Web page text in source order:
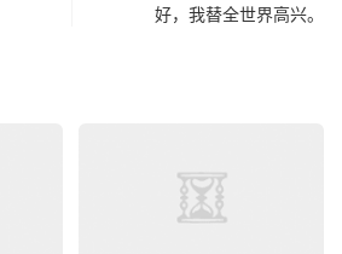
好，我替全世界高兴。